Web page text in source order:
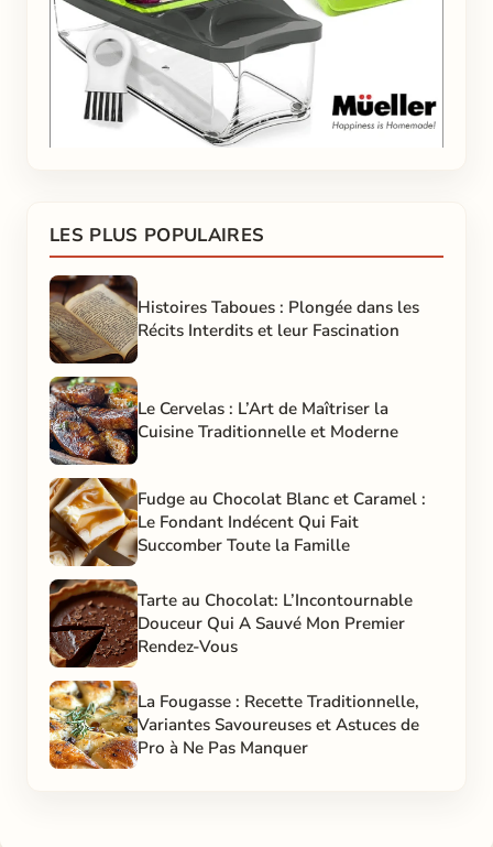
LES PLUS POPULAIRES
Histoires Taboues : Plongée dans les
Récits Interdits et leur Fascination
Le Cervelas : L’Art de Maîtriser la
Cuisine Traditionnelle et Moderne
Fudge au Chocolat Blanc et Caramel :
Le Fondant Indécent Qui Fait
Succomber Toute la Famille
Tarte au Chocolat: L’Incontournable
Douceur Qui A Sauvé Mon Premier
Rendez-Vous
La Fougasse : Recette Traditionnelle,
Variantes Savoureuses et Astuces de
Pro à Ne Pas Manquer